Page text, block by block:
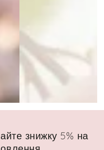
знижку 5% на